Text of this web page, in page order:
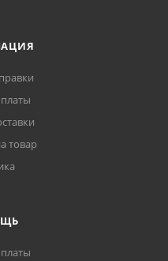
товар